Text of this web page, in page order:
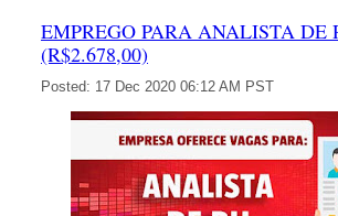
EMPREGO PARA ANALISTA DE
(R$2.678,00)
Posted: 17 Dec 2020 06:12 AM PST